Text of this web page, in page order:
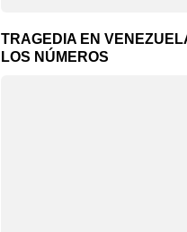
TRAGEDIA EN
LOS NÚMEROS